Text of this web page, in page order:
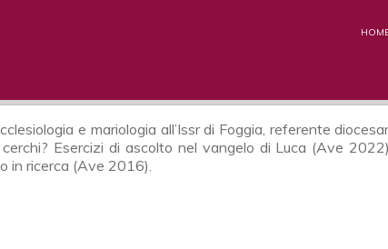
e mariologia all’Issr di Foggia, referente
Esercizi di ascolto nel vangelo di Luca (Ave
in ricerca (Ave 2016).